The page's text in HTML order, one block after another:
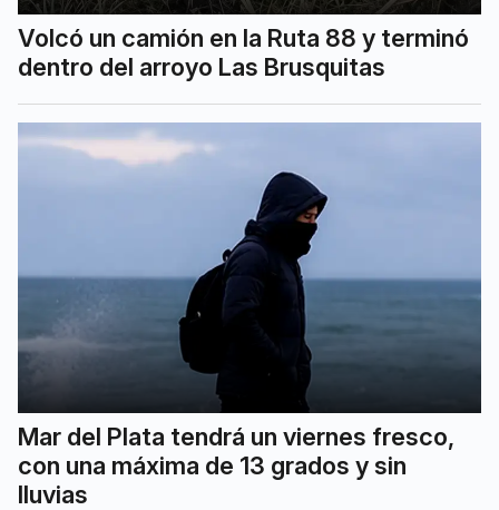
Volcó un camión en la Ruta 88 y terminó
dentro del arroyo Las Brusquitas
Mar del Plata tendrá un viernes fresco,
con una máxima de 13 grados y sin
lluvias